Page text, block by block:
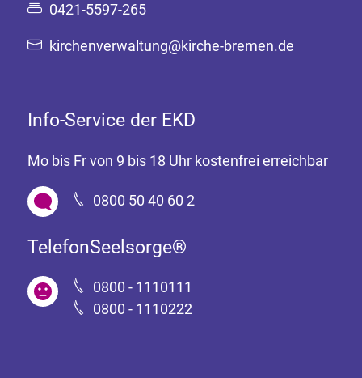
0421-5597-265
kirchenverwaltung@kirche-bremen.de
Info-Service der EKD
Mo bis Fr von 9 bis 18 Uhr kostenfrei erreichbar
0800 50 40 60 2
TelefonSeelsorge®
0800 - 1110111
0800 - 1110222